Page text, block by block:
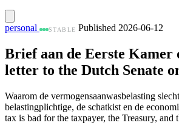
personal STABLE Published 2026-06-12
Brief aan de Eerste Kamer
letter to the Dutch Senate
Waarom de vermogensaanwasbelasting
belastingplichtige, de schatkist en de
tax is bad for the taxpayer, the Treasury, and